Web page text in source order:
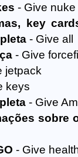
- Give nuke
key
- Give all
- Give
jetpack
keys
- Give
sobre
- Give